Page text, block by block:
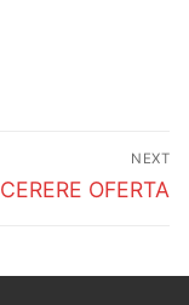
NEXT
Next
CERERE OFERTA